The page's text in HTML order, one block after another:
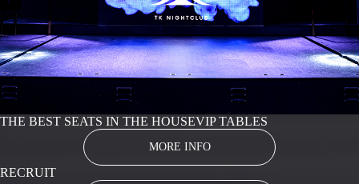
THE BEST SEATS IN THE HOUSEVIP TABLES
MORE INFO
RECRUIT